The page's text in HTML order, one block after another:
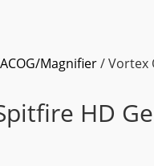
Magnifier/ Vortex
HD